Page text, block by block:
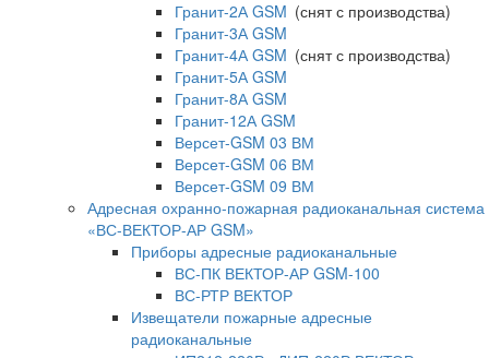
Гранит-2А GSM (снят с производства)
Гранит-3А GSM
Гранит-4А GSM (снят с производства)
Гранит-5А GSM
Гранит-8А GSM
Гранит-12А GSM
Версет-GSM 03 ВМ
Версет-GSM 06 ВМ
Версет-GSM 09 ВМ
Адресная охранно-пожарная радиоканальная система
«ВС-ВЕКТОР-АР GSM»
Приборы адресные радиоканальные
ВС-ПК ВЕКТОР-АР GSM-100
ВС-РТР ВЕКТОР
Извещатели пожарные адресные
радиоканальные